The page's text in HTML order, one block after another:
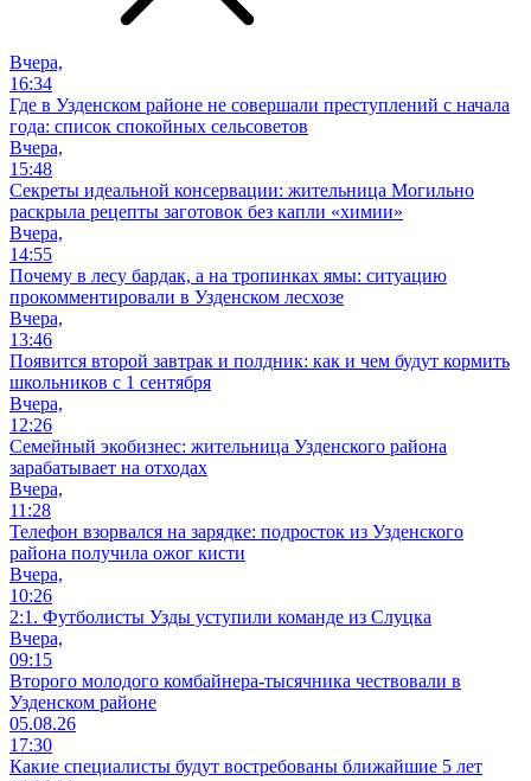
Вчера,
16:34
Где в Узденском районе не совершали преступлений с начала
года: список спокойных сельсоветов
Вчера,
15:48
Секреты идеальной консервации: жительница Могильно
раскрыла рецепты заготовок без капли «химии»
Вчера,
14:55
Почему в лесу бардак, а на тропинках ямы: ситуацию
прокомментировали в Узденском лесхозе
Вчера,
13:46
Появится второй завтрак и полдник: как и чем будут кормить
школьников с 1 сентября
Вчера,
12:26
Семейный экобизнес: жительница Узденского района
зарабатывает на отходах
Вчера,
11:28
Телефон взорвался на зарядке: подросток из Узденского
района получила ожог кисти
Вчера,
10:26
2:1. Футболисты Узды уступили команде из Слуцка
Вчера,
09:15
Второго молодого комбайнера-тысячника чествовали в
Узденском районе
05.08.26
17:30
Какие специалисты будут востребованы ближайшие 5 лет